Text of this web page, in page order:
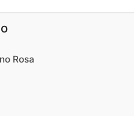
Rosa